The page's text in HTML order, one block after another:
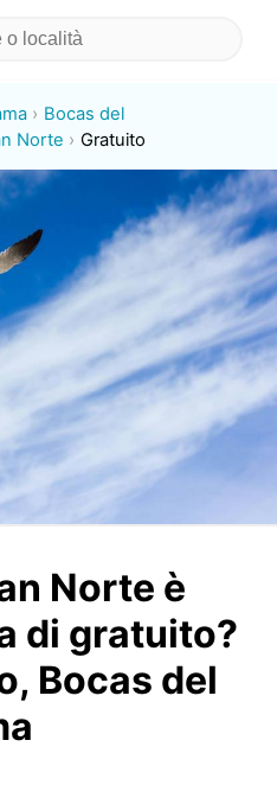
Bocas del
Norte Gratuito
Norte è
di gratuito?
Bocas del